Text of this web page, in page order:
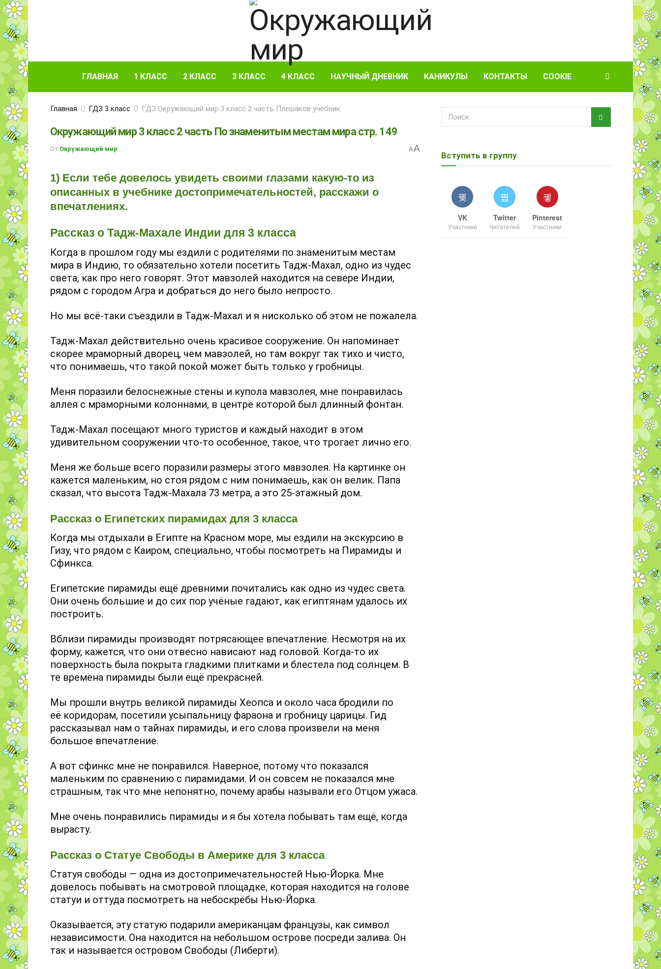
ГЛАВНАЯ 1 КЛАСС 2 КЛАСС 3 КЛАСС 4 КЛАСС НАУЧНЫЙ ДНЕВНИК КАНИКУЛЫ КОНТАКТЫ COOKIE
Главная ГДЗ 3 класс ГДЗ Окружающий мир 3 класс 2 часть Плешаков учебник
Окружающий мир 3 класс 2 часть По знаменитым местам мира стр. 149
От Окружающий мир AA
1) Если тебе довелось увидеть своими глазами какую-то из
описанных в учебнике достоприме­чательностей, расскажи о
впечатлениях.
Рассказ о Тадж-Махале Индии для 3 класса
Когда в прошлом году мы ездили с родителями по знаменитым местам
мира в Индию, то обязательно хотели посетить Тадж-Махал, одно из чудес
света, как про него говорят. Этот мавзолей находится на севере Индии,
рядом с городом Агра и добраться до него было непросто.
Но мы всё-таки съездили в Тадж-Махал и я нисколько об этом не пожалела.
Тадж-Махал действительно очень красивое сооружение. Он напоминает
скорее мраморный дворец, чем мавзолей, но там вокруг так тихо и чисто,
что понимаешь, что такой покой может быть только у гробницы.
Меня поразили белоснежные стены и купола мавзолея, мне понравилась
аллея с мраморными колоннами, в центре которой был длинный фонтан.
Тадж-Махал посещают много туристов и каждый находит в этом
удивительном сооружении что-то особенное, такое, что трогает лично его.
Меня же больше всего поразили размеры этого мавзолея. На картинке он
кажется маленьким, но стоя рядом с ним понимаешь, как он велик. Папа
сказал, что высота Тадж-Махала 73 метра, а это 25-этажный дом.
Рассказ о Египетских пирамидах для 3 класса
Когда мы отдыхали в Египте на Красном море, мы ездили на экскурсию в
Гизу, что рядом с Каиром, специально, чтобы посмотреть на Пирамиды и
Сфинкса.
Египетские пирамиды ещё древними почитались как одно из чудес света.
Они очень большие и до сих пор учёные гадают, как египтянам удалось их
построить.
Вблизи пирамиды производят потрясающее впечатление. Несмотря на их
форму, кажется, что они отвесно нависают над головой. Когда-то их
поверхность была покрыта гладкими плитками и блестела под солнцем. В
те времена пирамиды были ещё прекрасней.
Мы прошли внутрь великой пирамиды Хеопса и около часа бродили по
её коридорам, посетили усыпальницу фараона и гробницу царицы. Гид
рассказывал нам о тайнах пирамиды, и его слова произвели на меня
большое впечатление.
А вот сфинкс мне не понравился. Наверное, потому что показался
маленьким по сравнению с пирамидами. И он совсем не показался мне
страшным, так что мне непонятно, почему арабы называли его Отцом ужаса.
Мне очень понравились пирамиды и я бы хотела побывать там ещё, когда
вырасту.
Рассказ о Статуе Свободы в Америке для 3 класса
Статуя свободы — одна из достопримечательностей Нью-Йорка. Мне
довелось побывать на смотровой площадке, которая находится на голове
статуи и оттуда посмотреть на небоскрёбы Нью-Йорка.
Оказывается, эту статую подарили американцам французы, как символ
независимости. Она находится на небольшом острове посреди залива. Он
так и называется островом Свободы (Либерти).
Вступить в группу
VK
Участники
Twitter
Читателей
Pinterest
Участники